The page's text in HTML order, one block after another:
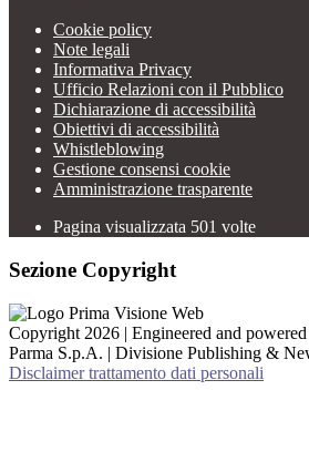
Cookie policy
Note legali
Informativa Privacy
Ufficio Relazioni con il Pubblico
Dichiarazione di accessibilità
Obiettivi di accessibilità
Whistleblowing
Gestione consensi cookie
Amministrazione trasparente
Pagina visualizzata 501 volte
Sezione Copyright
Copyright 2026 | Engineered and
Parma S.p.A. | Divisione Publishing &
Disclaimer trattamento dati personali